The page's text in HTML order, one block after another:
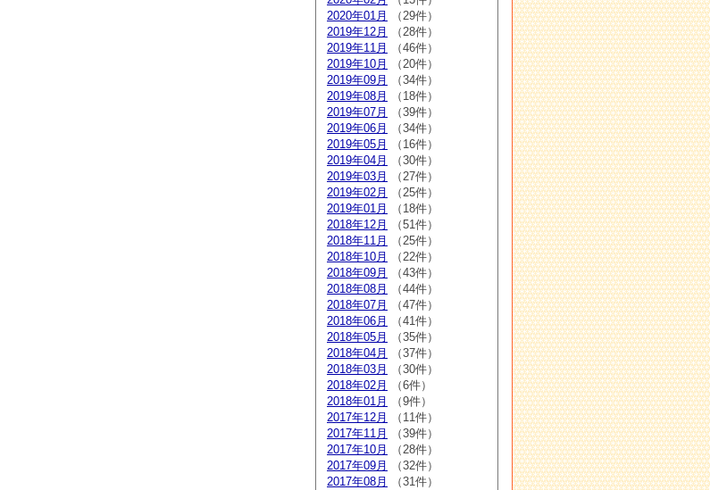
2020年01月
（29件）
2019年12月
（28件）
2019年11月
（46件）
2019年10月
（20件）
2019年09月
（34件）
2019年08月
（18件）
2019年07月
（39件）
2019年06月
（34件）
2019年05月
（16件）
2019年04月
（30件）
2019年03月
（27件）
2019年02月
（25件）
2019年01月
（18件）
2018年12月
（51件）
2018年11月
（25件）
2018年10月
（22件）
2018年09月
（43件）
2018年08月
（44件）
2018年07月
（47件）
2018年06月
（41件）
2018年05月
（35件）
2018年04月
（37件）
2018年03月
（30件）
2018年02月
（6件）
2018年01月
（9件）
2017年12月
（11件）
2017年11月
（39件）
2017年10月
（28件）
2017年09月
（32件）
2017年08月
（31件）